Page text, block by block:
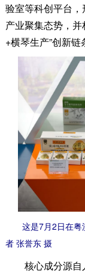
验室等科创平台
产业聚集态势，并
+横琴生产”创新链
这是7月2日在粤
者 张誉东 摄
核心成分源自